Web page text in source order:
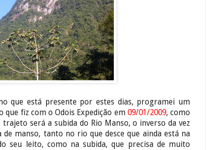
que está presente por estes dias, programei um
fiz com o Odois Expedição em 09/01/2009, como
será a subida do Rio Manso, o inverso da vez
manso, tanto no rio que desce que ainda está na
seu leito, como na subida, que precisa de muito